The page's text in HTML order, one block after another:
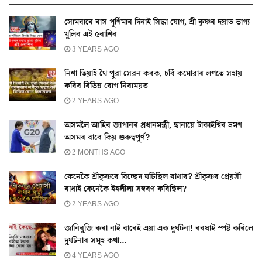
সোমবাৰে ৰাস পূৰ্ণিমাৰ দিনাই সিদ্ধা যোগ, শ্ৰী কৃষ্ণৰ দয়াত ভাগ্য
খুলিব এই ৫ৰাশিৰ
3 YEARS AGO
নিশা তিয়াই থৈ পুৱা সেৱন কৰক, চৰ্বি কমোৱাৰ লগতে সহায়
কৰিব বিভিন্ন ৰোগ নিৰাময়ত
2 YEARS AGO
অসমলৈ আহিব জাপানৰ প্ৰধানমন্ত্ৰী, ছানায়ে টাকাইশ্বিৰ ভ্ৰমণ
অসমৰ বাবে কিয় গুৰুত্বপূৰ্ণ?
2 MONTHS AGO
কেনেকৈ শ্ৰীকৃষ্ণৰে বিচ্ছেদ ঘটিছিল ৰাধাৰ? শ্ৰীকৃষ্ণৰ প্ৰেয়সী
ৰাধাই কেনেকৈ ইহলীলা সম্বৰণ কৰিছিল?
2 YEARS AGO
জানিবুজি কৰা নাই বাবেই এয়া এক দুৰ্ঘটনা! বৰষাই স্পষ্ট কৰিলে
দুৰ্ঘটনাৰ সমূহ কথা…
4 YEARS AGO